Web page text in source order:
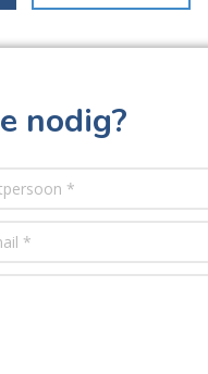
nodig?